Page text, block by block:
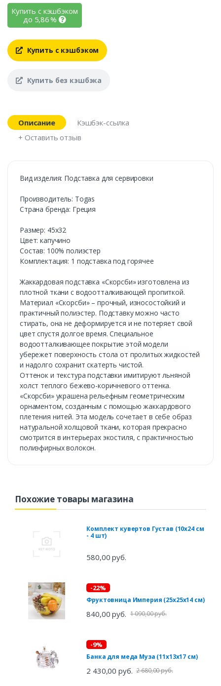
Купить с кэшбэком
до 5,86%
Купить с кэшбэком
Купить без кэшбэка
Описание
Кэшбэк-ссылка
+ Оставить отзыв
Вид изделия: Подставка для сервировки
Производитель: Togas
Страна бренда: Греция
Размер: 45x32
Цвет: капучино
Состав: 100% полиэстер
Комплектация: 1 подставка под горячее
Жаккардовая подставка «Скорсби» изготовлена из
плотной ткани с водоотталкивающей пропиткой.
Материал «Скорсби» – прочный, износостойкий и
практичный полиэстер. Подставку можно часто
стирать, она не деформируется и не потеряет свой
цвет спустя долгое время. Специальное
водоотталкивающее покрытие этой модели
убережет поверхность стола от пролитых жидкостей
и надолго сохранит скатерть чистой.
Оттенок и текстура подставки имитируют льняной
холст теплого бежево-коричневого оттенка.
«Скорсби» украшена рельефным геометрическим
орнаментом, созданным с помощью жаккардового
плетения нитей. Эта модель сочетает в себе образ
натуральной холщовой ткани, которая прекрасно
смотрится в интерьерах экостиля, с практичностью
полиэфирных волокон.
Похожие товары магазина
Комплект кувертов Густав (10х24 см
- 4 шт)
580,00 руб.
-22%
Фруктовница Империя (25х25х14 см)
840,00 руб. 1 090,00 руб.
-9%
Банка для меда Муза (11х13х17 см)
2 430,00 руб. 2 680,00 руб.